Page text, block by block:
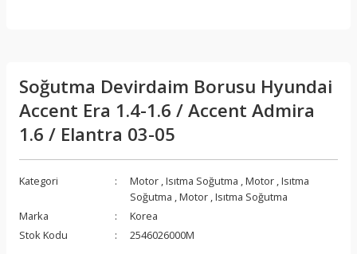
Soğutma Devirdaim Borusu Hyundai
Accent Era 1.4-1.6 / Accent Admira
1.6 / Elantra 03-05
Kategori Motor ,Isıtma Soğutma ,Motor ,Isıtma
Soğutma ,Motor ,Isıtma Soğutma
Marka
Korea
Stok Kodu
2546026000M